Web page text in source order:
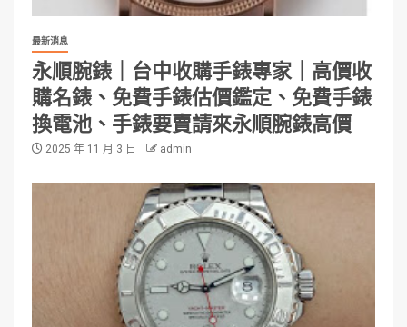
最新消息
永順腕錶｜台中收購手錶專家｜高價收
購名錶、免費手錶估價鑑定、免費手錶
換電池、手錶要賣請來永順腕錶高價
2025 年 11 月 3 日 admin